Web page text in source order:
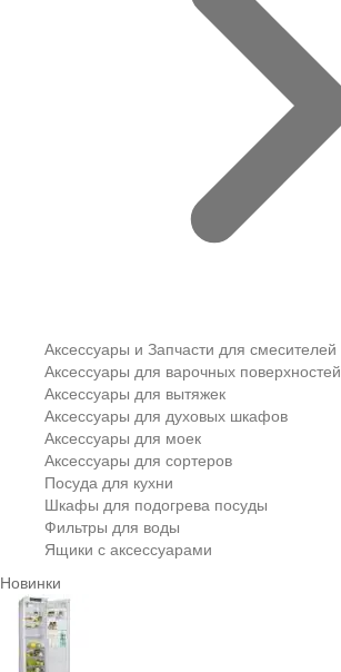
Аксессуары и Запчасти для смесителей
Аксессуары для варочных поверхностей
Аксессуары для вытяжек
Аксессуары для духовых шкафов
Аксессуары для моек
Аксессуары для сортеров
Посуда для кухни
Шкафы для подогрева посуды
Фильтры для воды
Ящики с аксессуарами
Новинки